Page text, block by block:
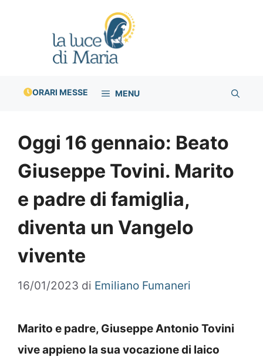
ORARI MESSE MENU
Oggi 16 gennaio: Beato
Giuseppe Tovini. Marito
e padre di famiglia,
diventa un Vangelo
vivente
16/01/2023 di Emiliano Fumaneri
Marito e padre, Giuseppe Antonio Tovini
vive appieno la sua vocazione di laico